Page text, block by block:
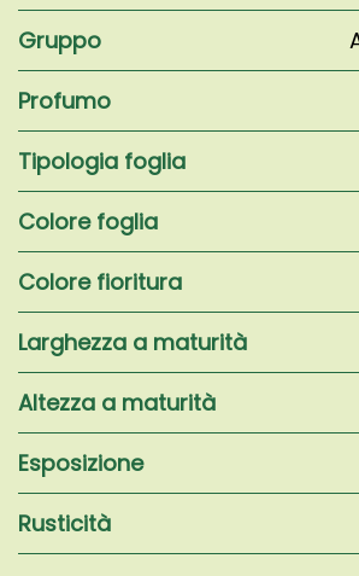
Gruppo
Profumo
Tipologia foglia
Colore foglia
Colore fioritura
Larghezza a maturità
Altezza a maturità
Esposizione
Rusticità